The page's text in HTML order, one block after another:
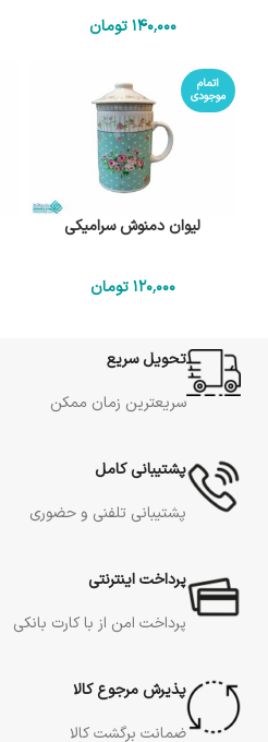
140٬000 تومان
اتمام
موجودی
لیوان دمنوش سرامیکی
120٬000 تومان
تحویل سریع
سریعترین زمان ممکن
پشتیبانی کامل
پشتیبانی تلفنی و حضوری
پرداخت اینترنتی
پرداخت امن از با کارت بانکی
پذیرش مرجوع کالا
ضمانت برگشت کالا